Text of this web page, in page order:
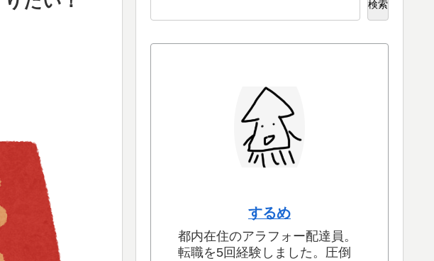
検索
するめ
都内在住のアラフォー配達員。
転職を5回経験しました。圧倒